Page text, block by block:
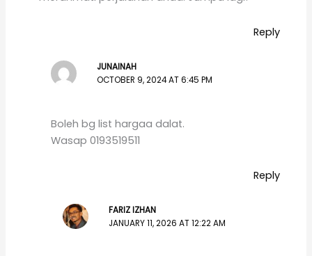
Reply
JUNAINAH
OCTOBER 9, 2024 AT 6:45 PM
Boleh bg list hargaa dalat.
Wasap 0193519511
Reply
FARIZ IZHAN
JANUARY 11, 2026 AT 12:22 AM